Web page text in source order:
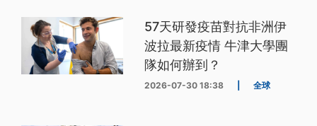
57天研發疫苗對抗非洲伊
波拉最新疫情 牛津大學團
隊如何辦到？
2026-07-30 18:38 全球